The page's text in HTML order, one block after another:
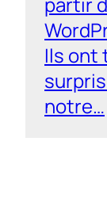
Ils ont
notre…